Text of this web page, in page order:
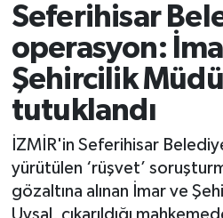
Seferihisar
operasyon:
Şehircilik
tutuklandı
İZMİR'in Seferihisar
yürütülen ‘rüşvet’
gözaltına alınan İmar ve
Spor
Ekonomi
Sağlık
Magazin
Kültür Sanat
Tüm Manşetler
Son Dakika Haberleri
Haber Arşivi